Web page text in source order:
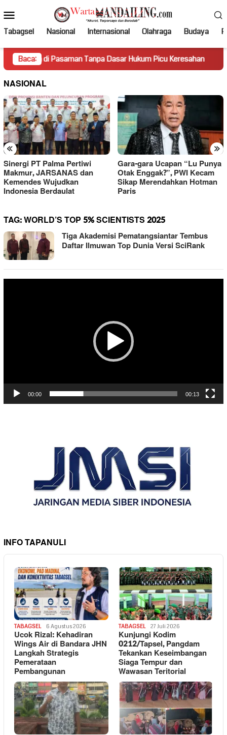
ke
kontenMobile
Tabagsel Nasional Internasional Olahraga Budaya
Baca:
di Pasaman Tanpa Dasar Hukum Picu Keresahan
NASIONAL
« »
Sinergi PT Palma Pertiwi
Makmur, JARSANAS dan
Kemendes Wujudkan
Indonesia Berdaulat
Gara-gara Ucapan “Lu Punya
Otak Enggak?”, PWI Kecam
Sikap Merendahkan Hotman
Paris
TAG:WORLD’S TOP 5% SCIENTISTS 2025
Tiga Akademisi Pematangsiantar Tembus
Daftar Ilmuwan Top Dunia Versi SciRank
00:00 00:13
INFO TAPANULI
TABAGSEL 6 Agustus 2026
Ucok Rizal: Kehadiran
Wings Air di Bandara JHN
Langkah Strategis
Pemerataan
Pembangunan
TABAGSEL 27 Juli 2026
Kunjungi Kodim
0212/Tapsel, Pangdam
Tekankan Keseimbangan
Siaga Tempur dan
Wawasan Teritorial